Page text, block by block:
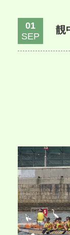
01
SEP
靚